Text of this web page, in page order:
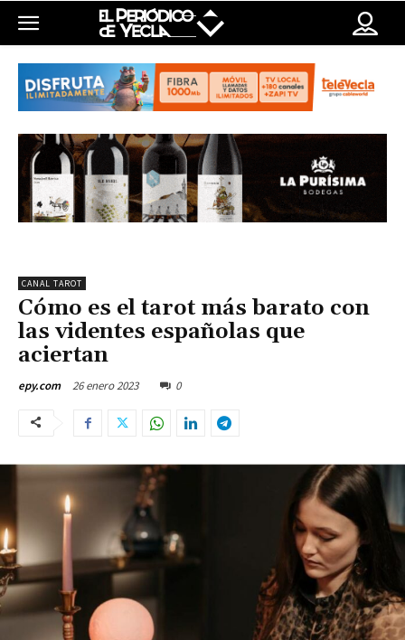
CANAL TAROT
Cómo es el tarot más barato con
las videntes españolas que
aciertan
epy.com 26 enero 2023 0